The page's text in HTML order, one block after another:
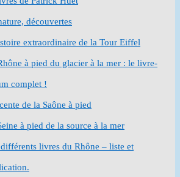
découvertes
extraordinaire de la Tour Eiffel
à pied du glacier à la mer : le livre-
complet !
de la Saône à pied
à pied de la source à la mer
livres du Rhône – liste et